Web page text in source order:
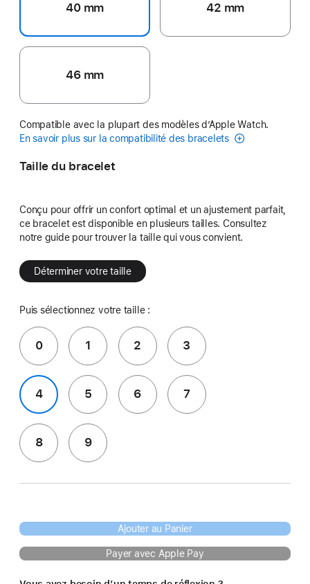
40 mm 42 mm
46 mm
Compatible avec la plupart des modèles d’Apple Watch.
En savoir plus sur la compatibilité des bracelets
Taille du bracelet
Conçu pour offrir un confort optimal et un ajustement parfait,
ce bracelet est disponible en plusieurs tailles. Consultez
notre guide pour trouver la taille qui vous convient.
Déterminer votre taille
Puis sélectionnez votre taille :
0 1 2 3
4 5 6 7
8 9
Ajouter au Panier
Payer avec Apple Pay